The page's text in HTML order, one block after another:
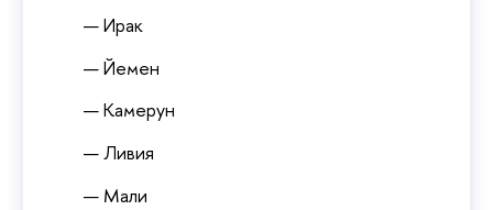
Ирак
Йемен
Камерун
Ливия
Мали